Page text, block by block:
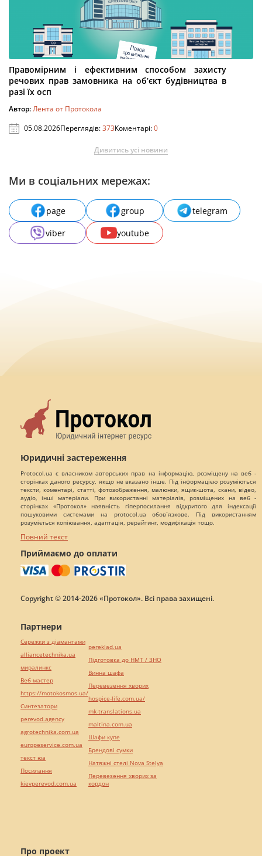
Правомірним і ефективним способом захисту
речових прав замовника на об’єкт будівництва в
разі їх осп
Автор:Лента от Протокола
05.08.2026Переглядів:373Коментарі:0
Дивитись усі новини
Ми в соціальних мережах:
page group
telegram
viber
youtube
Юридичні застереження
Protocol.ua є власником авторських прав на інформацію, розміщену на веб -
сторінках даного ресурсу, якщо не вказано інше. Під інформацією розуміються
тексти, коментарі, статті, фотозображення, малюнки, ящик-шота, скани, відео,
аудіо, інші матеріали. При використанні матеріалів, розміщених на веб -
сторінках «Протокол» наявність гіперпосилання відкритого для індексації
пошуковими системами на protocol.ua обов`язкове. Під використанням
розуміється копіювання, адаптація, рерайтинг, модифікація тощо.
Повний текст
Приймаємо до оплати
Copyright © 2014-2026 «Протокол». Всі права захищені.
Про проект
Партнери
Сережки з діамантами
alliancetechnika.ua
миралинкс
Веб мастер
https://motokosmos.ua/
Синтезатори
perevod.agency
agrotechnika.com.ua
europeservice.com.ua
текст юа
Посилання
kievperevod.com.ua
pereklad.ua
Підготовка до НМТ / ЗНО
Винна шафа
Перевезення хворих
hospice-life.com.ua/
mk-translations.ua
maltina.com.ua
Шафи купе
Брендові сумки
Натяжні стелі Nova Stelya
Перевезення хворих за
кордон